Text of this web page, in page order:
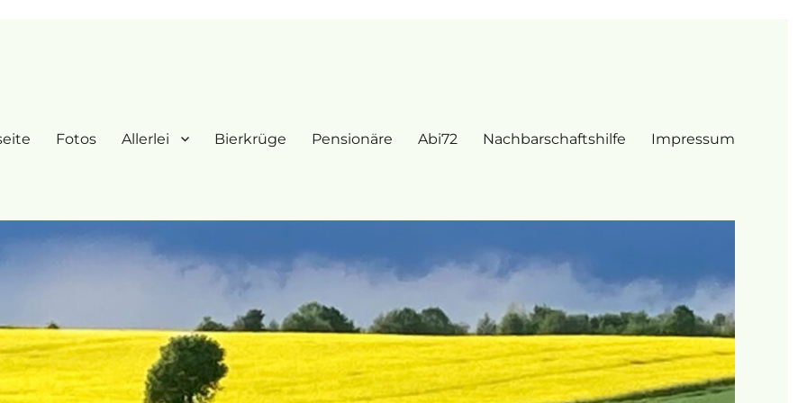
Fotos Allerlei Bierkrüge Pensionäre Abi72 Nachbarschaftshilfe Impressum